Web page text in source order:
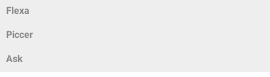
Flexa
Piccer
Ask